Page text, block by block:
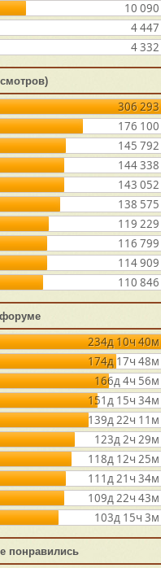
10 090
4 447
4 332
306 293
176 100
145 792
144 338
143 052
138 575
119 229
116 799
114 909
110 846
234д 10ч 40м
174д 17ч 48м
166д 4ч 56м
151д 15ч 34м
139д 22ч 11м
123д 2ч 29м
118д 12ч 25м
111д 21ч 34м
109д 22ч 43м
103д 15ч 3м
понравились